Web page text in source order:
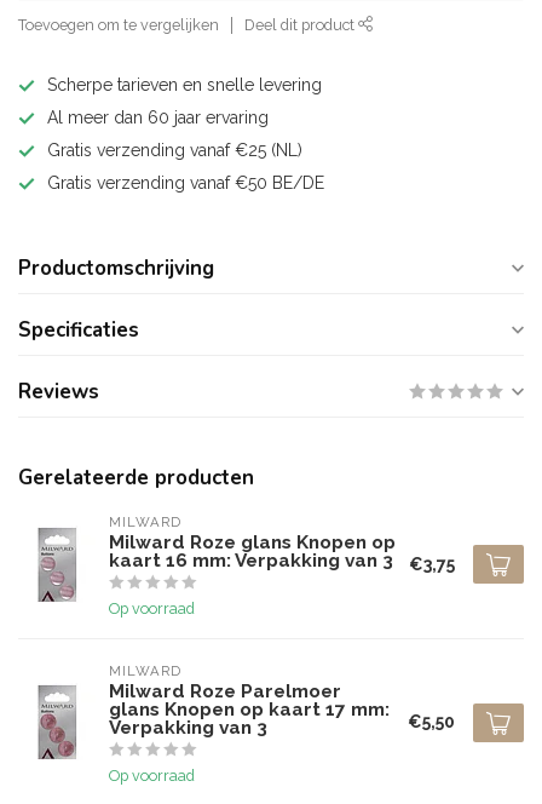
Toevoegen om te vergelijken Deel dit product
Scherpe tarieven en snelle levering
Al meer dan 60 jaar ervaring
Gratis verzending vanaf €25 (NL)
Gratis verzending vanaf €50 BE/DE
Productomschrijving
Specificaties
Reviews
Gerelateerde producten
MILWARD
Milward Roze glans Knopen op
kaart 16 mm: Verpakking van 3
Op voorraad
€3,75
MILWARD
Milward Roze Parelmoer
glans Knopen op kaart 17 mm:
Verpakking van 3
Op voorraad
€5,50